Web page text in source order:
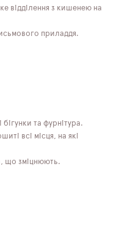
відділення з кишенею на
приладдя.
та фурнітура.
всі місця, на які
що зміцнюють.